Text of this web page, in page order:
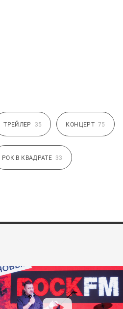
ТРЕЙЛЕР 35 КОНЦЕРТ 75
РОК В КВАДРАТЕ 33